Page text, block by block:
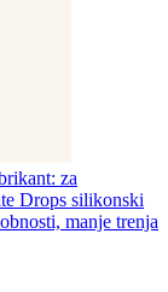
za
Drops silikonski
manje trenja